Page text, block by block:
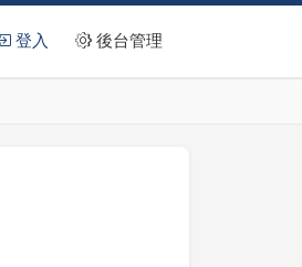
登入 後台管理